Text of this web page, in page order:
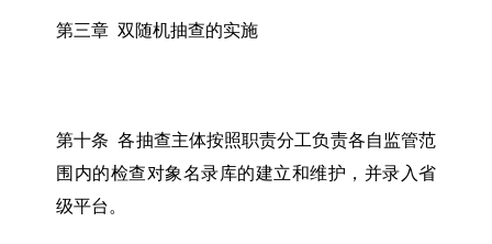
第三章 双随机抽查的实施
第十条 各抽查主体按照职责分工负责各自监管范
围内的检查对象名录库的建立和维护，并录入省
级平台。